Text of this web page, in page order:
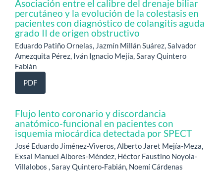
Asociación entre el calibre del drenaje biliar
percutáneo y la evolución de la colestasis en
pacientes con diagnóstico de colangitis aguda
grado II de origen obstructivo
Eduardo Patiño Ornelas, Jazmín Millán Suárez, Salvador
Amezquita Pérez, Iván Ignacio Mejía, Saray Quintero
Fabián
PDF
Flujo lento coronario y discordancia
anatómico-funcional en pacientes con
isquemia miocárdica detectada por SPECT
José Eduardo Jiménez-Viveros, Alberto Jaret Mejía-Meza,
Exsal Manuel Albores-Méndez, Héctor Faustino Noyola-
Villalobos , Saray Quintero-Fabián, Noemí Cárdenas